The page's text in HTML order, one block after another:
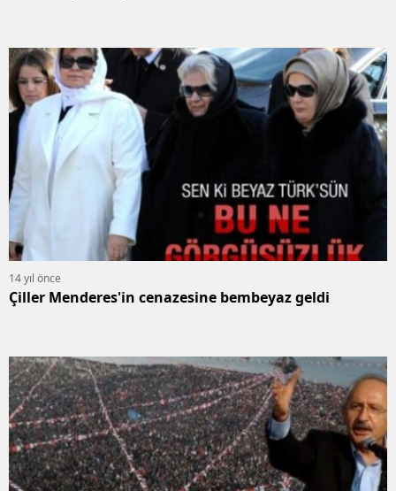
14 yıl önce
Çiller Menderes'in cenazesine bembeyaz geldi